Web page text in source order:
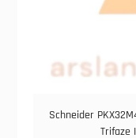
Schneider
Trifaze